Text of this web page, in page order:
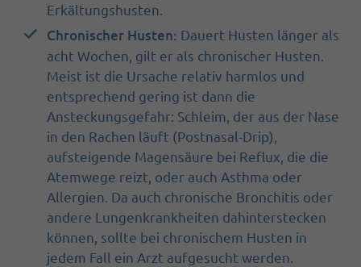
Erkältungshusten.
Chronischer Husten: Dauert Husten länger als
acht Wochen, gilt er als chronischer Husten.
Meist ist die Ursache relativ harmlos und
entsprechend gering ist dann die
Ansteckungsgefahr: Schleim, der aus der Nase
in den Rachen läuft (Postnasal-Drip),
aufsteigende Magensäure bei Reflux, die die
Atemwege reizt, oder auch Asthma oder
Allergien. Da auch chronische Bronchitis oder
andere Lungenkrankheiten dahinterstecken
können, sollte bei chronischem Husten in
jedem Fall ein Arzt aufgesucht werden.